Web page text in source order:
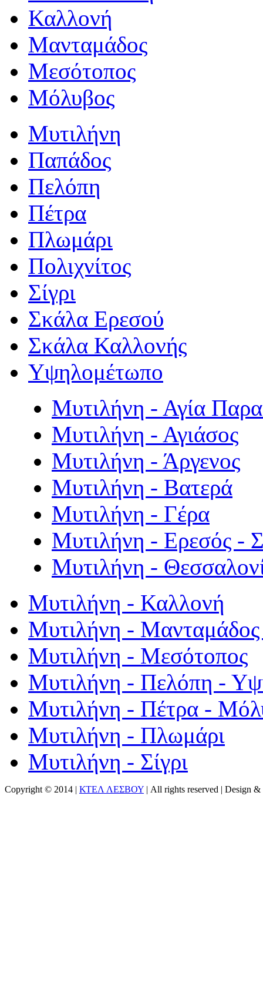
Καλλονή
Μανταμάδος
Μεσότοπος
Μόλυβος
Μυτιλήνη
Παπάδος
Πελόπη
Πέτρα
Πλωμάρι
Πολιχνίτος
Σίγρι
Σκάλα Ερεσού
Σκάλα Καλλονής
Υψηλομέτωπο
Μυτιλήνη - Αγία
Μυτιλήνη - Αγιάσος
Μυτιλήνη - Άργενος
Μυτιλήνη - Βατερά
Μυτιλήνη - Γέρα
Μυτιλήνη - Ερεσός -
Μυτιλήνη -
Μυτιλήνη - Καλλονή
Μυτιλήνη - Μανταμάδος
Μυτιλήνη - Μεσότοπος
Μυτιλήνη - Πελόπη -
Μυτιλήνη - Πέτρα -
Μυτιλήνη - Πλωμάρι
Μυτιλήνη - Σίγρι
Copyright © 2014 | ΚΤΕΛ ΛΕΣΒΟΥ | All rights reserved | Design &